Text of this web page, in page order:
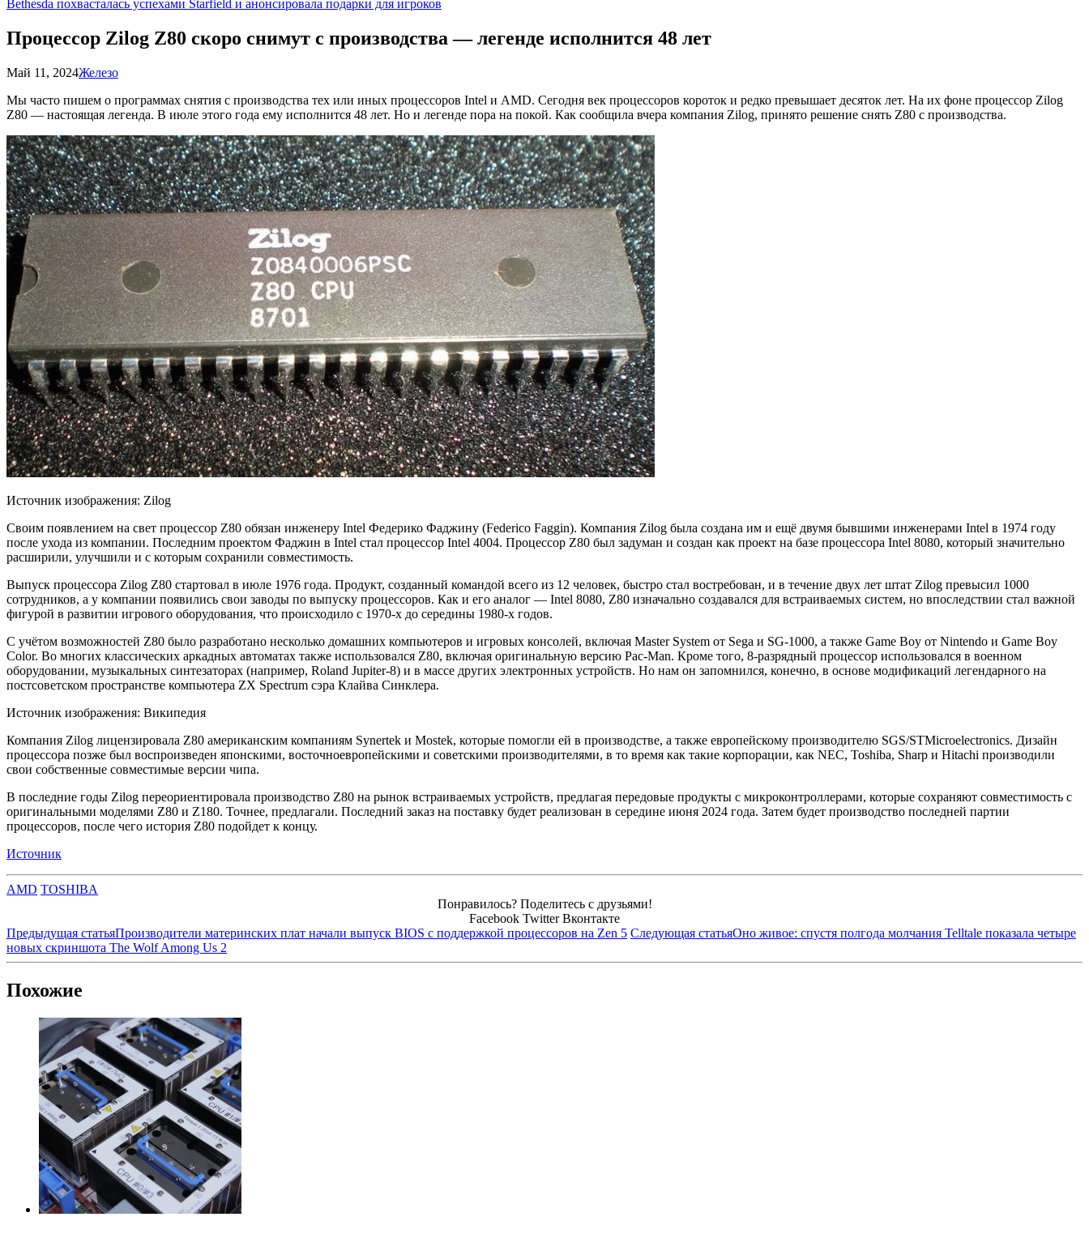
Bethesda похвасталась успехами Starfield и анонсировала подарки для игроков
Процессор Zilog Z80 скоро снимут с производства — легенде исполнится 48 лет
Май 11, 2024Железо
Мы часто пишем о программах снятия с производства тех или иных процессоров Intel и AMD. Сегодня век процессоров короток и редко превышает десяток лет. На их фоне процессор Zilog
Z80 — настоящая легенда. В июле этого года ему исполнится 48 лет. Но и легенде пора на покой. Как сообщила вчера компания Zilog, принято решение снять Z80 с производства.
Источник изображения: Zilog
Своим появлением на свет процессор Z80 обязан инженеру Intel Федерико Фаджину (Federico Faggin). Компания Zilog была создана им и ещё двумя бывшими инженерами Intel в 1974 году
после ухода из компании. Последним проектом Фаджин в Intel стал процессор Intel 4004. Процессор Z80 был задуман и создан как проект на базе процессора Intel 8080, который значительно
расширили, улучшили и с которым сохранили совместимость.
Выпуск процессора Zilog Z80 стартовал в июле 1976 года. Продукт, созданный командой всего из 12 человек, быстро стал востребован, и в течение двух лет штат Zilog превысил 1000
сотрудников, а у компании появились свои заводы по выпуску процессоров. Как и его аналог — Intel 8080, Z80 изначально создавался для встраиваемых систем, но впоследствии стал важной
фигурой в развитии игрового оборудования, что происходило с 1970-х до середины 1980-х годов.
С учётом возможностей Z80 было разработано несколько домашних компьютеров и игровых консолей, включая Master System от Sega и SG-1000, а также Game Boy от Nintendo и Game Boy
Color. Во многих классических аркадных автоматах также использовался Z80, включая оригинальную версию Pac-Man. Кроме того, 8-разрядный процессор использовался в военном
оборудовании, музыкальных синтезаторах (например, Roland Jupiter-8) и в массе других электронных устройств. Но нам он запомнился, конечно, в основе модификаций легендарного на
постсоветском пространстве компьютера ZX Spectrum сэра Клайва Синклера.
Источник изображения: Википедия
Компания Zilog лицензировала Z80 американским компаниям Synertek и Mostek, которые помогли ей в производстве, а также европейскому производителю SGS/STMicroelectronics. Дизайн
процессора позже был воспроизведен японскими, восточноевропейскими и советскими производителями, в то время как такие корпорации, как NEC, Toshiba, Sharp и Hitachi производили
свои собственные совместимые версии чипа.
В последние годы Zilog переориентировала производство Z80 на рынок встраиваемых устройств, предлагая передовые продукты с микроконтроллерами, которые сохраняют совместимость с
оригинальными моделями Z80 и Z180. Точнее, предлагали. Последний заказ на поставку будет реализован в середине июня 2024 года. Затем будет производство последней партии
процессоров, после чего история Z80 подойдет к концу.
Источник
AMD TOSHIBA
Понравилось? Поделитесь с друзьями!
Facebook Twitter Вконтакте
Предыдущая статьяПроизводители материнских плат начали выпуск BIOS с поддержкой процессоров на Zen 5 Следующая статьяОно живое: спустя полгода молчания Telltale показала четыре
новых скриншота The Wolf Among Us 2
Похожие